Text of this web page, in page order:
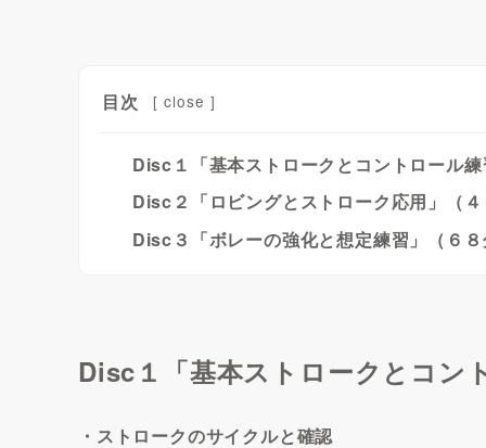
目次 [ close ]
Disc１「基本ストロークとコントロール練
Disc２「ロビングとストローク応用」（４
Disc３「ボレーの強化と想定練習」（６８
Disc１「基本ストロークとコン
・ストロークのサイクルと確認